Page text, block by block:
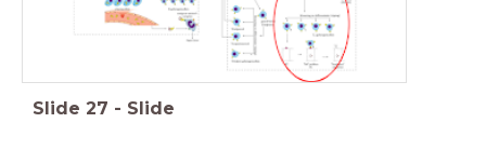
Slide 27 - Slide